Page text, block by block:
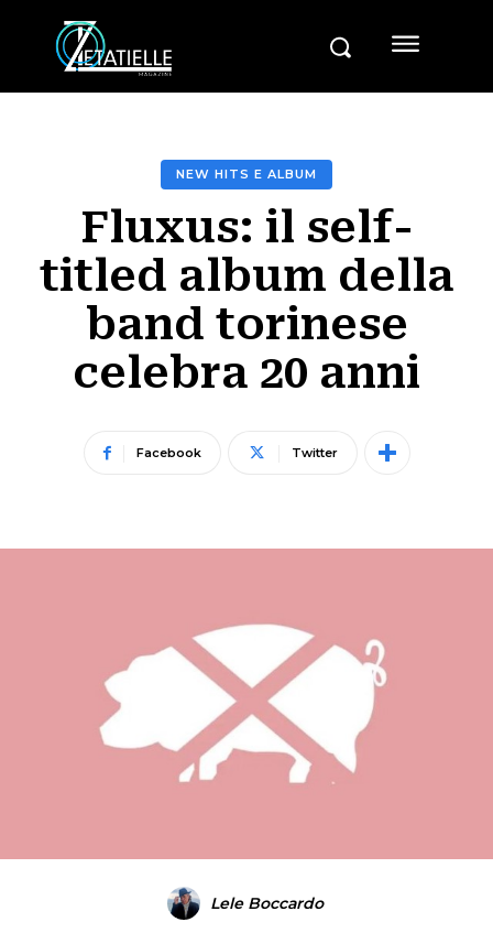
NEW HITS E ALBUM
Fluxus: il self-
titled album della
band torinese
celebra 20 anni
Facebook Twitter
Lele Boccardo